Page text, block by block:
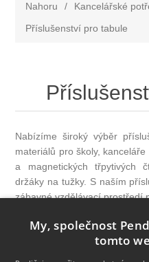
Nahoru / Kancelářské
Příslušenství pro tabule
Nabízíme široký výběr
materiálů pro školy,
a magnetických třpytivých
držáky na tužky. S naším
zábavné vzdělávací prostředí
My, společnost
tomto